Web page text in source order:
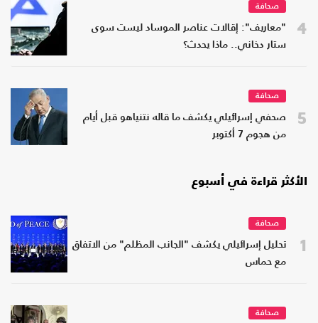
4
صحافة
"معاريف": إقالات عناصر الموساد ليست سوى
ستار دخاني.. ماذا يحدث؟
5
صحافة
صحفي إسرائيلي يكشف ما قاله نتنياهو قبل أيام
من هجوم 7 أكتوبر
الأكثر قراءة في أسبوع
1
صحافة
تحليل إسرائيلي يكشف "الجانب المظلم" من الاتفاق
مع حماس
صحافة